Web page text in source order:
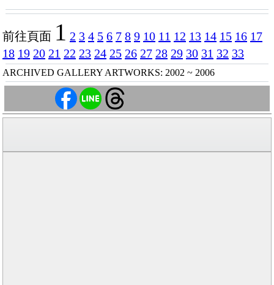
前往頁面 1 2 3 4 5 6 7 8 9 10 11 12 13 14 15 16 17
18 19 20 21 22 23 24 25 26 27 28 29 30 31 32 33
ARCHIVED GALLERY ARTWORKS: 2002 ~ 2006